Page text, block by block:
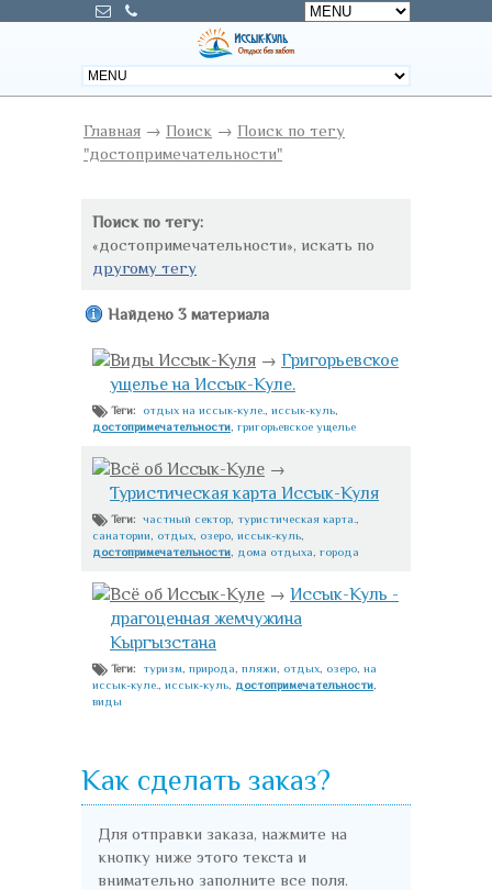
Главная → Поиск → Поиск по тегу
"достопримечательности"
Поиск по тегу:
«достопримечательности», искать по
другому тегу
Найдено 3 материала
Виды Иссык-Куля → Григорьевское
ущелье на Иссык-Куле.
Теги: отдых на иссык-куле. иссык-куль
достопримечательности григорьевское ущелье
Всё об Иссык-Куле →
Туристическая карта Иссык-Куля
Теги: частный сектор туристическая карта.
санатории
отдых озеро иссык-куль
достопримечательности дома отдыха города
Всё об Иссык-Куле → Иссык-Куль -
драгоценная жемчужина
Кыргызстана
Теги: туризм природа пляжи отдых озеро на
иссык-куле.
иссык-куль достопримечательности
виды
Как сделать заказ?
Для отправки заказа, нажмите на
кнопку ниже этого текста и
внимательно заполните все поля.